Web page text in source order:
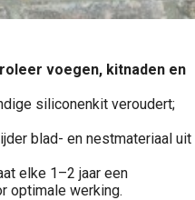
voegen, kitnaden en
siliconenkit veroudert;
blad- en nestmateriaal uit
elke 1–2 jaar een
optimale werking.